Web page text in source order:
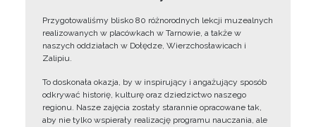
Przygotowaliśmy blisko 80 różnorodnych lekcji muzealnych
realizowanych w placówkach w Tarnowie, a także w
naszych oddziałach w Dołędze, Wierzchosławicach i
Zalipiu.
To doskonała okazja, by w inspirujący i angażujący sposób
odkrywać historię, kulturę oraz dziedzictwo naszego
regionu. Nasze zajęcia zostały starannie opracowane tak,
aby nie tylko wspierały realizację programu nauczania, ale